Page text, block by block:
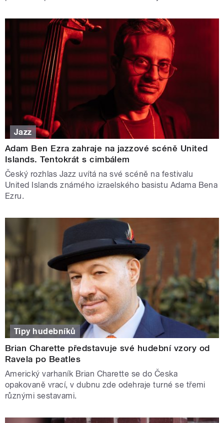
Jazz
Adam Ben Ezra zahraje na jazzové scéně United
Islands. Tentokrát s cimbálem
Český rozhlas Jazz uvítá na své scéně na festivalu
United Islands známého izraelského basistu Adama Bena
Ezru.
Tipy hudebníků
Brian Charette představuje své hudební vzory od
Ravela po Beatles
Americký varhaník Brian Charette se do Česka
opakovaně vrací, v dubnu zde odehraje turné se třemi
různými sestavami.